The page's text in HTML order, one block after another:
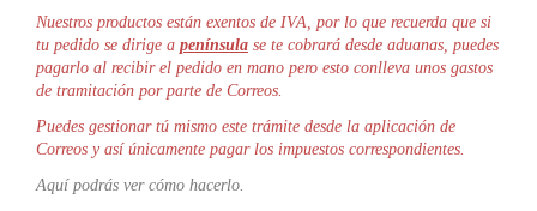
Nuestros productos están exentos de IVA, por lo que recuerda que si
tu pedido se dirige a península se te cobrará desde aduanas, puedes
pagarlo al recibir el pedido en mano pero esto conlleva unos gastos
de tramitación por parte de Correos.
Puedes gestionar tú mismo este trámite desde la aplicación de
Correos y así únicamente pagar los impuestos correspondientes.
Aquí podrás ver cómo hacerlo.